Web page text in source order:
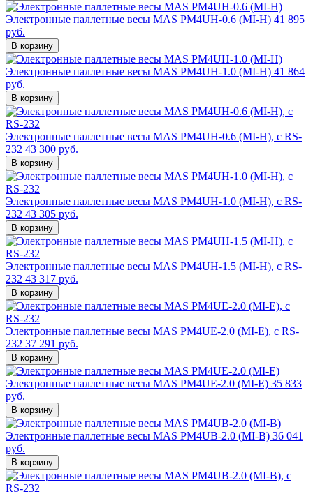
Электронные паллетные весы MAS PM4UH-0.6 (MI-H) 41 895
руб.
В корзину
Электронные паллетные весы MAS PM4UH-1.0 (MI-H) 41 864
руб.
В корзину
Электронные паллетные весы MAS PM4UH-0.6 (MI-H), с RS-
232 43 300 руб.
В корзину
Электронные паллетные весы MAS PM4UH-1.0 (MI-H), с RS-
232 43 305 руб.
В корзину
Электронные паллетные весы MAS PM4UH-1.5 (MI-H), с RS-
232 43 317 руб.
В корзину
Электронные паллетные весы MAS PM4UE-2.0 (MI-E), с RS-
232 37 291 руб.
В корзину
Электронные паллетные весы MAS PM4UE-2.0 (MI-E) 35 833
руб.
В корзину
Электронные паллетные весы MAS PM4UB-2.0 (MI-B) 36 041
руб.
В корзину